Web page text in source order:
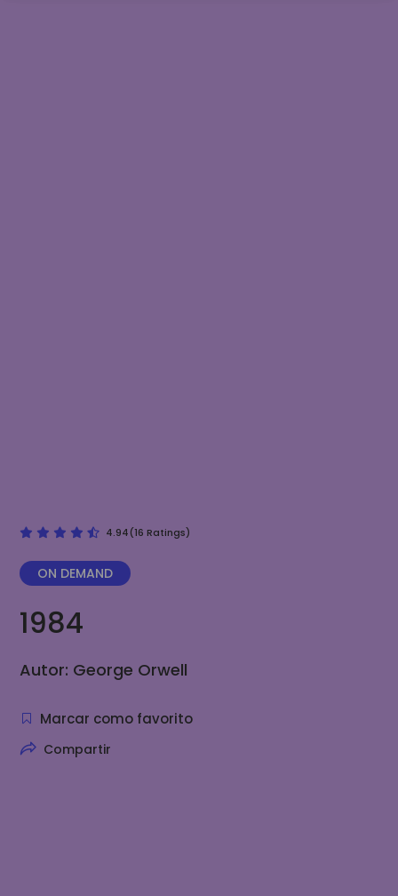
4.94(16 Ratings)
ON DEMAND
1984
Autor: George Orwell
Marcar como favorito
Compartir